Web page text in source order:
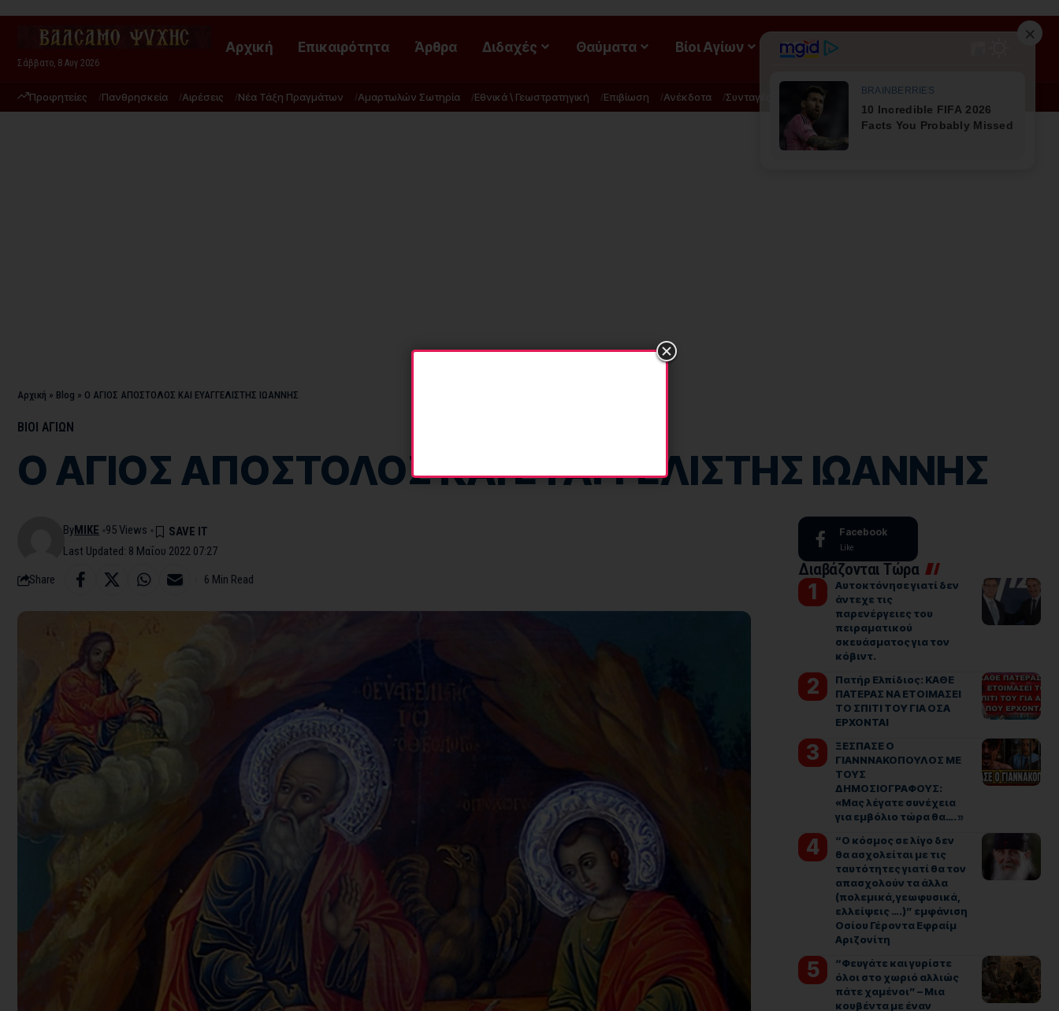
Σάββατο, 8 Αυγ 2026
Αρχική Επικαιρότητα Άρθρα Διδαχές Θαύματα Βίοι Αγίων ΡΟΗ
Προφητείες Πανθρησκεία Αιρέσεις Νέα Τάξη Πραγμάτων Αμαρτωλών Σωτηρία Εθνικά \ Γεωστρατηγική Επιβίωση Ανέκδοτα Συνταγές Διατροφή - Φυσική Ιατρική
Αρχική » Blog » Ο ΑΓΙΟΣ ΑΠΟΣΤΟΛΟΣ ΚΑΙ ΕΥΑΓΓΕΛΙΣΤΗΣ ΙΩΑΝΝΗΣ
ΒΙΟΙ ΑΓΙΩΝ
Ο ΑΓΙΟΣ ΑΠΟΣΤΟΛΟΣ ΚΑΙ ΕΥΑΓΓΕΛΙΣΤΗΣ ΙΩΑΝΝΗΣ
Last Updated: 8 Μαΐου 2022 07:27
ByMIKE 95 Views
Share 6 Min Read
Facebook
Like
Διαβάζονται Τώρα
Αυτοκτόνησε γιατί δεν
άντεχε τις
παρενέργειες του
πειραματικού
σκευάσματος για τον
κόβιντ.
Πατήρ Ελπίδιος: ΚΑΘΕ
ΠΑΤΕΡΑΣ ΝΑ ΕΤΟΙΜΑΣΕΙ
ΤΟ ΣΠΙΤΙ ΤΟΥ ΓΙΑ ΟΣΑ
ΕΡΧΟΝΤΑΙ
ΞΕΣΠΑΣΕ Ο
ΓΙΑΝΝΝΑΚΟΠΟΥΛΟΣ ΜΕ
ΤΟΥΣ
ΔΗΜΟΣΙΟΓΡΑΦΟΥΣ:
«Μας λέγατε συνέχεια
για εμβόλιο τώρα θα…. »
“Ο κόσμος σε λίγο δεν
θα ασχολείται με τις
ταυτότητες γιατί θα τον
απασχολούν τα άλλα
(πολεμικά, γεωφυσικά,
ελλείψεις ….)” εμφάνιση
Οσίου Γέροντα Εφραίμ
Αριζονίτη
“Φευγάτε και γυρίστε
όλοι στο χωριό αλλιώς
πάτε χαμένοι” – Μια
κουβέντα με έναν